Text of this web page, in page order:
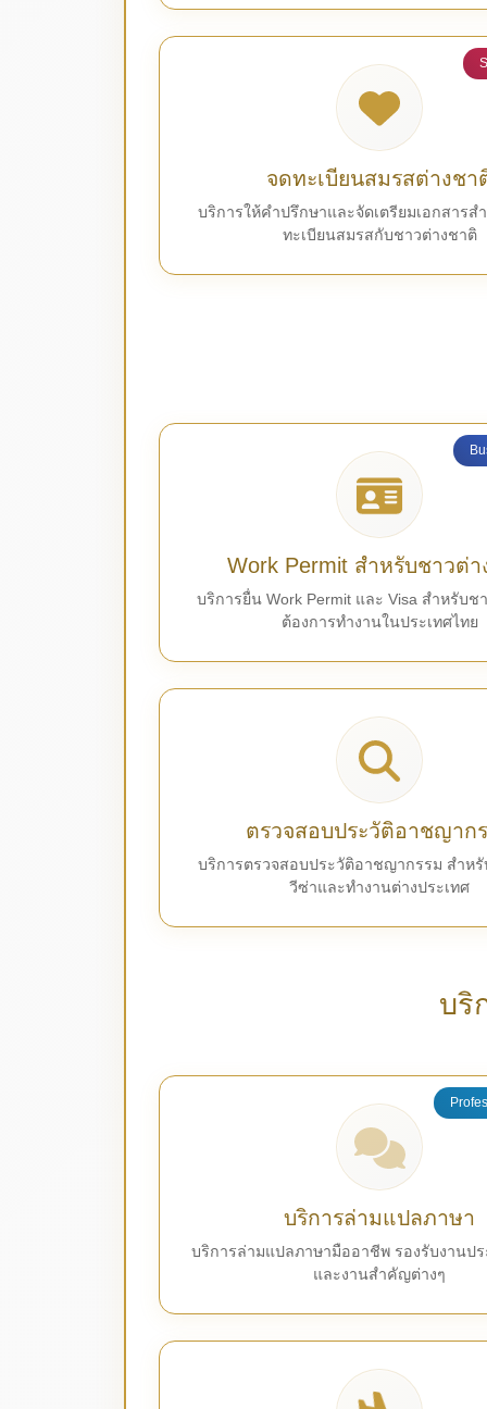
จดทะเบียนสมรสต่างชา
บริการให้คำปรึกษาและจัดเตรียมเอกสารส
ทะเบียนสมรสกับชาวต่างชาติ
Work Permit สำหรับชาวต่
บริการยื่น Work Permit และ Visa สำหรับช
ต้องการทำงานในประเทศไทย
ตรวจสอบประวัติอาชญาก
บริการตรวจสอบประวัติอาชญากรรม สำห
วีซ่าและทำงานต่างประเทศ
บริ
บริการล่ามแปลภาษา
บริการล่ามแปลภาษามืออาชีพ รองรับงานป
และงานสำคัญต่างๆ